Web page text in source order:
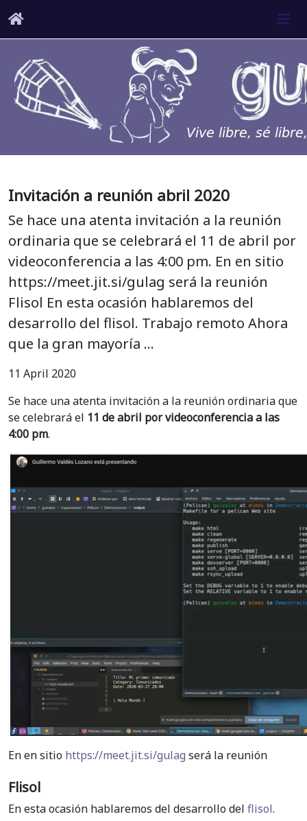
Invitación a reunión abril 2020
Se hace una atenta invitación a la reunión
ordinaria que se celebrará el 11 de abril por
videoconferencia a las 4:00 pm. En en sitio
https://meet.jit.si/gulag será la reunión
Flisol En esta ocasión hablaremos del
desarrollo del flisol. Trabajo remoto Ahora
que la gran mayoría …
11 April 2020
Se hace una atenta invitación a la reunión ordinaria que
se celebrará el 11 de abril por videoconferencia a las
4:00 pm.
En en sitio https://meet.jit.si/gulag será la reunión
Flisol
En esta ocasión hablaremos del desarrollo del flisol.